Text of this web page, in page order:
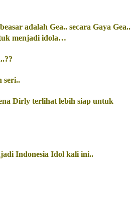
adalah Gea.. secara Gaya Gea..
menjadi idola…
seri..
Dirly terlihat lebih siap untuk
Indonesia Idol kali ini..